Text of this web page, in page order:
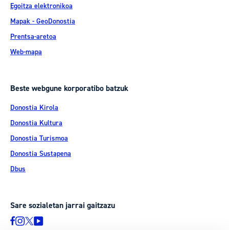
Egoitza elektronikoa
Mapak - GeoDonostia
Prentsa-aretoa
Web-mapa
Beste webgune korporatibo batzuk
Donostia Kirola
Donostia Kultura
Donostia Turismoa
Donostia Sustapena
Dbus
Sare sozialetan jarrai gaitzazu